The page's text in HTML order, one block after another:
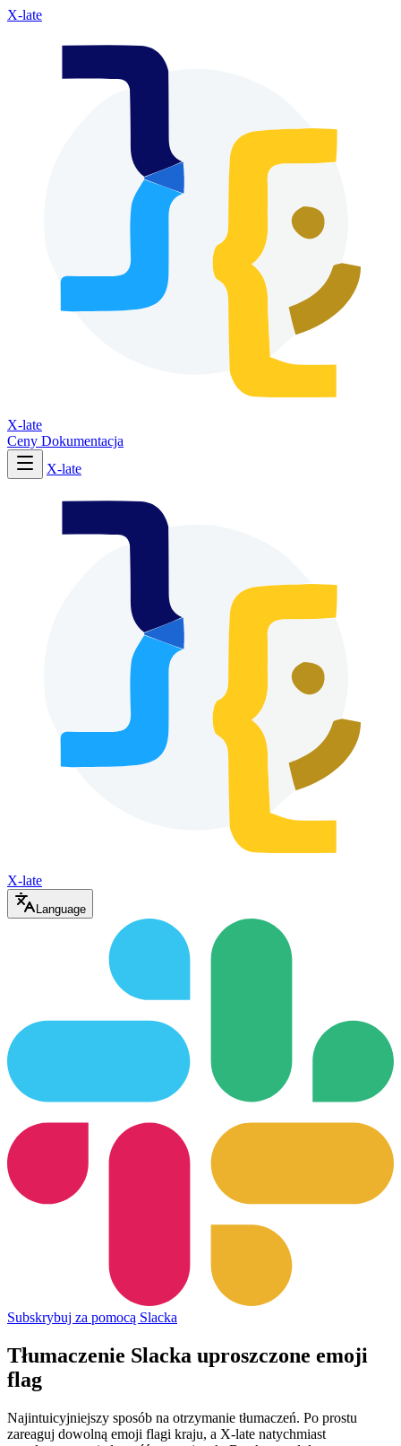
X-late
X-late
Ceny Dokumentacja
X-late
X-late
Language
Subskrybuj za pomocą Slacka
Tłumaczenie Slacka uproszczone emoji
flag
Najintuicyjniejszy sposób na otrzymanie tłumaczeń. Po prostu
zareaguj dowolną emoji flagi kraju, a X-late natychmiast